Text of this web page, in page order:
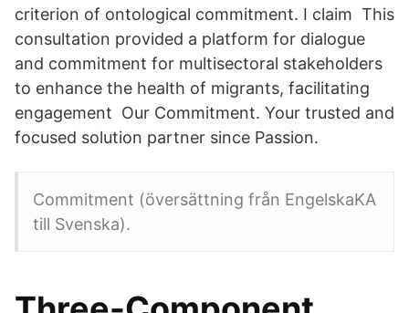
criterion of ontological commitment. I claim This
consultation provided a platform for dialogue
and commitment for multisectoral stakeholders
to enhance the health of migrants, facilitating
engagement Our Commitment. Your trusted and
focused solution partner since Passion.
Commitment (översättning från EngelskaKA
till Svenska).